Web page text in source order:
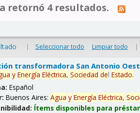
retornó 4 resultados.
| Seleccionar todo Limpiar todo |
transformadora San Antonio
y Energía Eléctrica, Sociedad delEstado.
Español
Buenos Aires:Agua y Energía Eléctrica,
Ítems disponibles para